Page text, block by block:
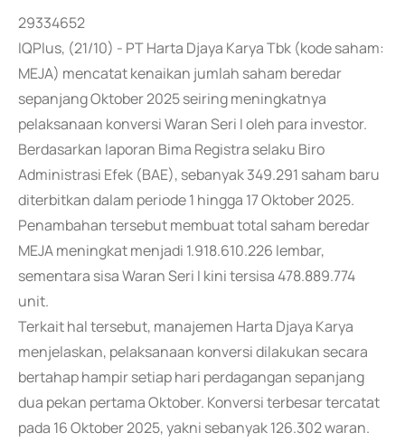
29334652
IQPlus, (21/10) - PT Harta Djaya Karya Tbk (kode saham:
MEJA) mencatat kenaikan jumlah saham beredar
sepanjang Oktober 2025 seiring meningkatnya
pelaksanaan konversi Waran Seri I oleh para investor.
Berdasarkan laporan Bima Registra selaku Biro
Administrasi Efek (BAE), sebanyak 349.291 saham baru
diterbitkan dalam periode 1 hingga 17 Oktober 2025.
Penambahan tersebut membuat total saham beredar
MEJA meningkat menjadi 1.918.610.226 lembar,
sementara sisa Waran Seri I kini tersisa 478.889.774
unit.
Terkait hal tersebut, manajemen Harta Djaya Karya
menjelaskan, pelaksanaan konversi dilakukan secara
bertahap hampir setiap hari perdagangan sepanjang
dua pekan pertama Oktober. Konversi terbesar tercatat
pada 16 Oktober 2025, yakni sebanyak 126.302 waran.